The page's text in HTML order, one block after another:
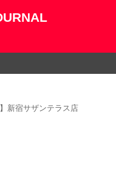
新宿サザンテラス店